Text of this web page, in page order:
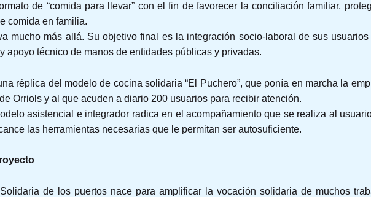
de “comida para llevar” con el fin de favorecer la conciliación familiar,
comida en familia.
mucho más allá. Su objetivo final es la integración socio-laboral de sus
apoyo técnico de manos de entidades públicas y privadas.
réplica del modelo de cocina solidaria “El Puchero”, que ponía en marcha la
Orriols y al que acuden a diario 200 usuarios para recibir atención.
asistencial e integrador radica en el acompañamiento que se realiza al
las herramientas necesarias que le permitan ser autosuficiente.
de los puertos nace para amplificar la vocación solidaria de muchos